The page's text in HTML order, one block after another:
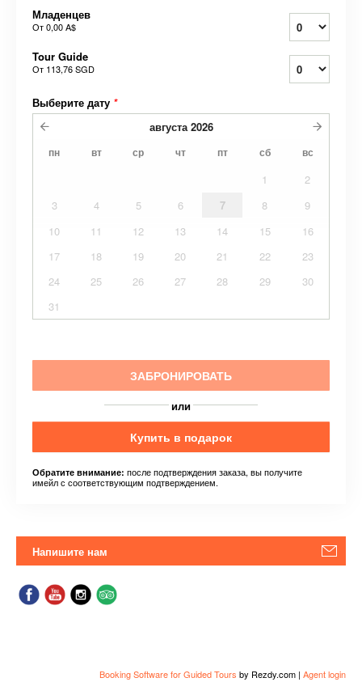
Младенцев
От0,00 A$
Tour Guide
От 113,76 SGD
Выберите дату *
августа 2026
пн вт ср чт пт сб вс
1
2
3
4 5 6 7 8
9
10
11 12 13 14 15
16
17
18 19 20 21 22
23
24
25 26 27 28 29
30
31
ЗАБРОНИРОВАТЬ
или
Купить в подарок
Обратите внимание: после подтверждения заказа, вы получите
имейл с соответствующим подтверждением.
Напишите нам
Booking Software for Guided Tours by Rezdy.com | Agent login